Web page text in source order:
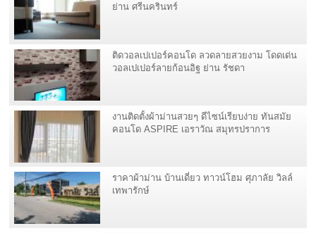
ย่าน ศรีนครินทร์
ติดวอลเปเปอร์คอนโด ลวดลายสวยงาม โดดเด่น
วอลเปเปอร์ลายก้อนอิฐ ย่าน รัชดา
งานติดตั้งผ้าม่านสวยๆ ดีไซน์เรียบง่าย ทันสมัย
คอนโด ASPIRE เอราวัณ สมุทรปราการ
ราคาผ้าม่าน บ้านเดี่ยว ทาวน์โฮม ศุภาลัย วิลล์
เทพารักษ์